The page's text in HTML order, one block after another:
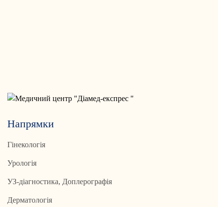
Напрямки
Гінекологія
Урологія
УЗ-діагностика, Доплерографія
Дерматологія